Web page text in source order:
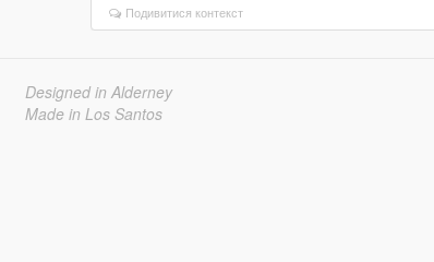
Подивитися контекст
Designed in Alderney
Made in Los Santos